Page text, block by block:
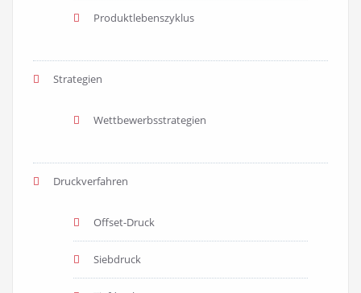
Produktlebenszyklus
Strategien
Wettbewerbsstrategien
Druckverfahren
Offset-Druck
Siebdruck